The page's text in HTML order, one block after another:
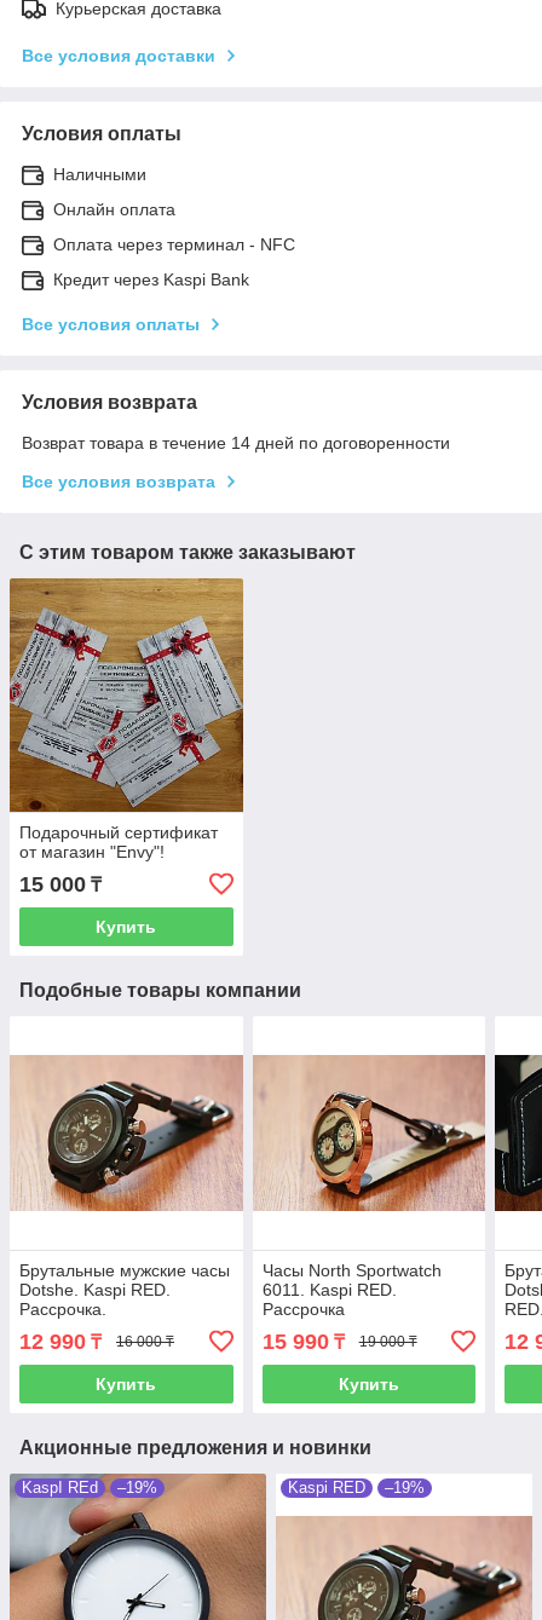
Курьерская доставка
Все условия доставки
Условия оплаты
Наличными
Онлайн оплата
Оплата через терминал - NFC
Кредит через Kaspi Bank
Все условия оплаты
Условия возврата
Возврат товара в течение 14 дней по договоренности
Все условия возврата
С этим товаром также заказывают
Подарочный сертификат
от магазин "Envy"!
15 000 ₸
Купить
Подобные товары компании
Брутальные мужские часы
Dotshe. Kaspi RED.
Рассрочка.
12 990 ₸ 16 000 ₸
Купить
Часы North Sportwatch
6011. Kaspi RED.
Рассрочка
15 990₸ 19 000 ₸
Купить
12
Акционные предложения и новинки
KaspI REd –19% Kaspi RED –19%